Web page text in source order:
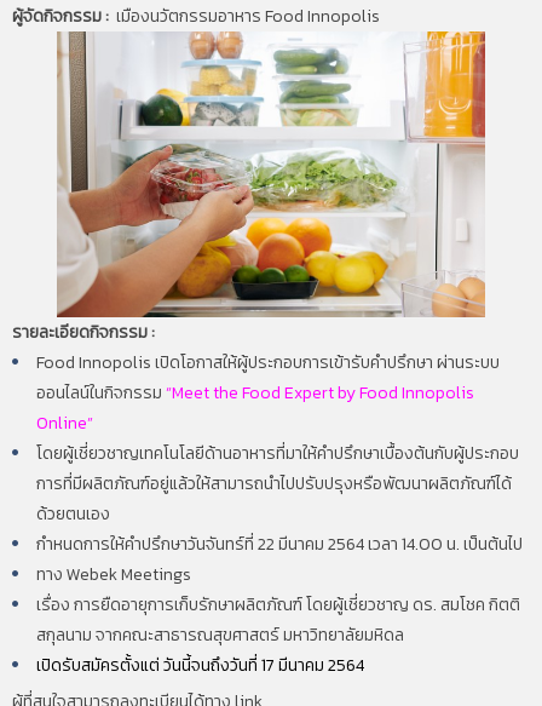
ผู้จัดกิจกรรม : เมืองนวัตกรรมอาหาร Food Innopolis
รายละเอียดกิจกรรม :
Food Innopolis เปิดโอกาสให้ผู้ประกอบการเข้ารับคำปรึกษา ผ่านระบบ
ออนไลน์ในกิจกรรม“Meet the Food Expert by Food Innopolis
Online”
โดยผู้เชี่ยวชาญเทคโนโลยีด้านอาหารที่มาให้คำปรึกษาเบื้องต้นกับผู้ประกอบ
การที่มีผลิตภัณฑ์อยู่แล้วให้สามารถนำไปปรับปรุงหรือพัฒนาผลิตภัณฑ์ได้
ด้วยตนเอง
กำหนดการให้คำปรึกษาวันจันทร์ที่ 22 มีนาคม 2564 เวลา 14.00 น. เป็นต้นไป
ทาง Webek Meetings
เรื่อง การยืดอายุการเก็บรักษาผลิตภัณฑ์ โดยผู้เชี่ยวชาญ ดร. สมโชค กิตติ
สกุลนาม จากคณะสาธารณสุขศาสตร์ มหาวิทยาลัยมหิดล
เปิดรับสมัครตั้งแต่ วันนี้จนถึงวันที่ 17 มีนาคม 2564